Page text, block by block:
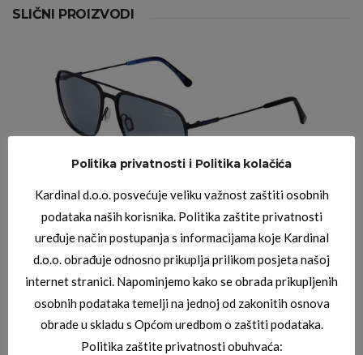
SLIČNI PROIZVODI
JAGUAR SUNČANE NAOČALE ,JAGUAR SUNČANE NAOČALE
JAGUAR 03_7815_3100
Politika privatnosti i Politika kolačića
Kardinal d.o.o. posvećuje veliku važnost zaštiti osobnih
podataka naših korisnika. Politika zaštite privatnosti
uređuje način postupanja s informacijama koje Kardinal
d.o.o. obrađuje odnosno prikuplja prilikom posjeta našoj
internet stranici. Napominjemo kako se obrada prikupljenih
osobnih podataka temelji na jednoj od zakonitih osnova
obrade u skladu s Općom uredbom o zaštiti podataka.
Politika zaštite privatnosti obuhvaća: